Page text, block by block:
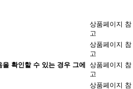
상품페이지 참
고
상품페이지 참
고
확인할 수 있는 경우 그에
상품페이지 참
고
상품페이지 참